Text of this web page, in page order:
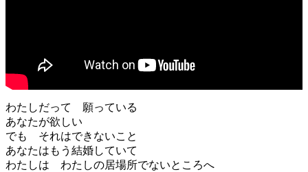
わたしだって 願っている
あなたが欲しい
でも それはできないこと
あなたはもう結婚していて
わたしは わたしの居場所でないところへ